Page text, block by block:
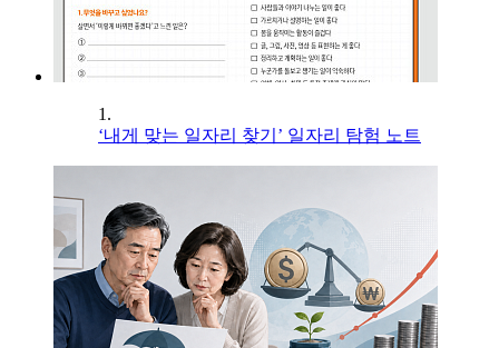
1.
‘내게 맞는 일자리 찾기’ 일자리 탐험 노트